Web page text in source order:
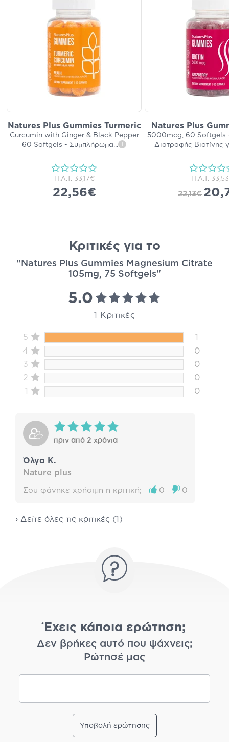
Natures Plus Gummies Turmeric
Curcumin with Ginger & Black Pepper
60 Softgels - Συμπλήρωμα... i
Π.Λ.Τ. 33,17€
22,56€
Natures Plus
5000mcg, 60 Softgels
Διατροφής Βιοτίνης
Π.Λ.Τ.
22,13€
Κριτικές για το
"Natures Plus Gummies Magnesium Citrate
105mg, 75 Softgels"
5.0
1 Κριτικές
5
1
4
0
3
0
2
0
1
0
πριν από 2 χρόνια
Όλγα Κ.
Nature plus
Σου φάνηκε χρήσιμη η κριτική; 0 0
› Δείτε όλες τις κριτικές (1)
Έχεις κάποια ερώτηση;
Δεν βρήκες αυτό που ψάχνεις;
Ρώτησέ μας
Υποβολή ερώτησης